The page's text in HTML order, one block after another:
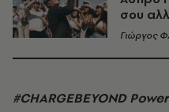
σου
Γιώργος
#CHARGEBEYOND